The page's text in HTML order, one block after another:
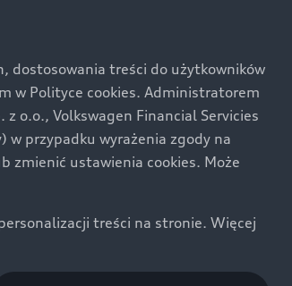
dostosowania treści do użytkowników
w Polityce cookies. Administratorem
o.o., Volkswagen Financial Servicies
w przypadku wyrażenia zgody na
zmienić ustawienia cookies. Może
treści na stronie. Więcej